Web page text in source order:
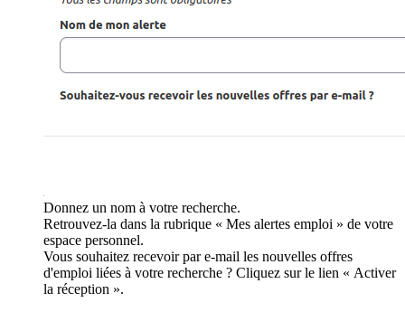
Donnez un nom à votre recherche.
Retrouvez-la dans la rubrique « Mes alertes emploi » de votre
espace personnel.
Vous souhaitez recevoir par e-mail les nouvelles offres
d'emploi liées à votre recherche ? Cliquez sur le lien « Activer
la réception ».